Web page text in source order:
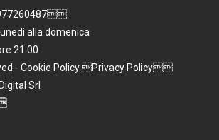
alla domenica
21.00
- Cookie Policy Privacy Policy
Srl